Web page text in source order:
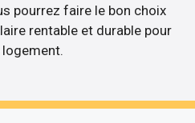
pourrez faire le bon choix
rentable et durable pour